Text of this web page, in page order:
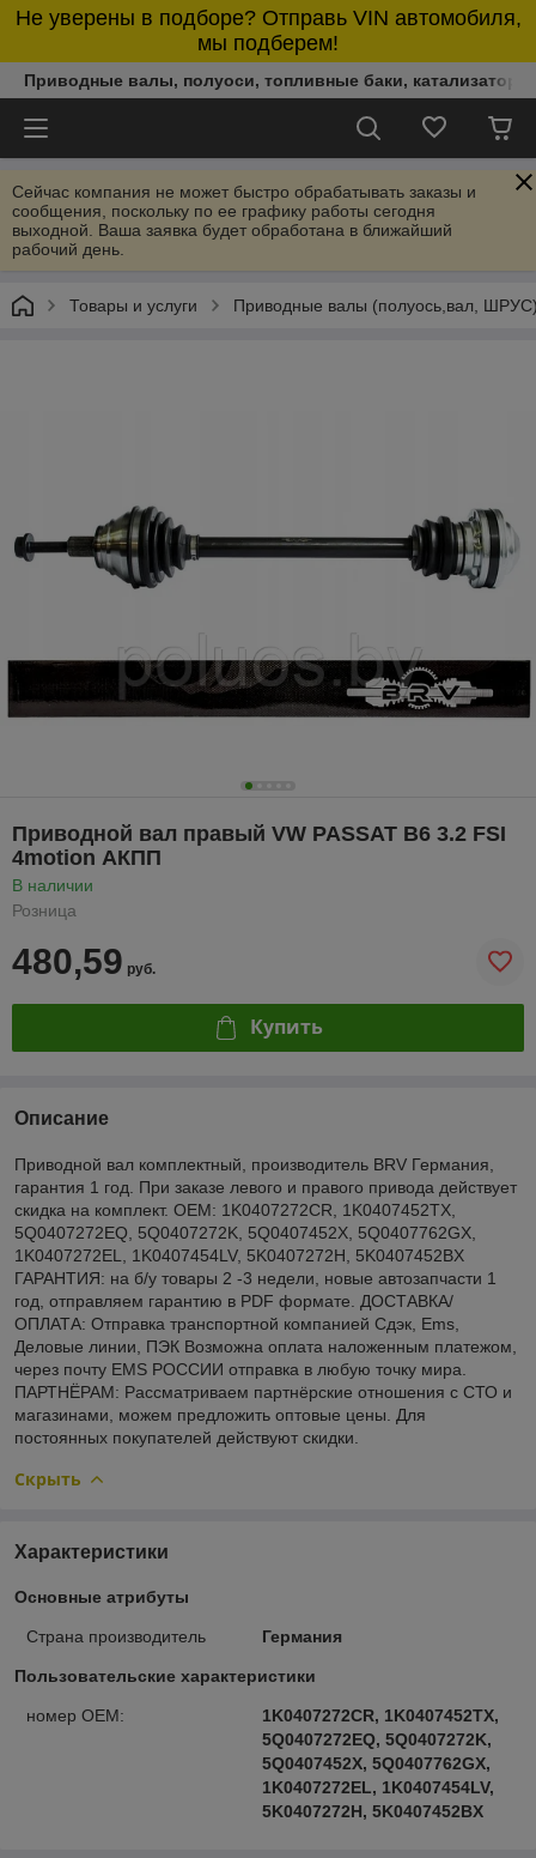
Не уверены в подборе? Отправь VIN автомобиля,
мы подберем!
Приводные валы, полуоси, топливные баки,
Сейчас компания не может быстро обрабатывать заказы и
сообщения, поскольку по ее графику работы сегодня
выходной. Ваша заявка будет обработана в ближайший
рабочий день.
Товары и услуги Приводные валы (полуось,вал,
Приводной вал правый VW PASSAT B6 3.2 FSI
4motion АКПП
В наличии
Розница
480,59 руб.
Купить
Описание
Приводной вал комплектный, производитель BRV Германия,
гарантия 1 год. При заказе левого и правого привода действует
скидка на комплект. OEM: 1K0407272CR, 1K0407452TX,
5Q0407272EQ, 5Q0407272K, 5Q0407452X, 5Q0407762GX,
1K0407272EL, 1K0407454LV, 5K0407272H, 5K0407452BX
ГАРАНТИЯ: на б/у товары 2 -3 недели, новые автозапчасти 1
год, отправляем гарантию в PDF формате. ДОСТАВКА/
ОПЛАТА: Отправка транспортной компанией Сдэк, Ems,
Деловые линии, ПЭК Возможна оплата наложенным платежом,
через почту EMS РОССИИ отправка в любую точку мира.
ПАРТНЁРАМ: Рассматриваем партнёрские отношения с СТО и
магазинами, можем предложить оптовые цены. Для
постоянных покупателей действуют скидки.
Скрыть
Характеристики
Основные атрибуты
Страна производитель Германия
Пользовательские характеристики
номер OEM:
1K0407272CR, 1K0407452TX,
5Q0407272EQ, 5Q0407272K,
5Q0407452X, 5Q0407762GX,
1K0407272EL, 1K0407454LV,
5K0407272H, 5K0407452BX